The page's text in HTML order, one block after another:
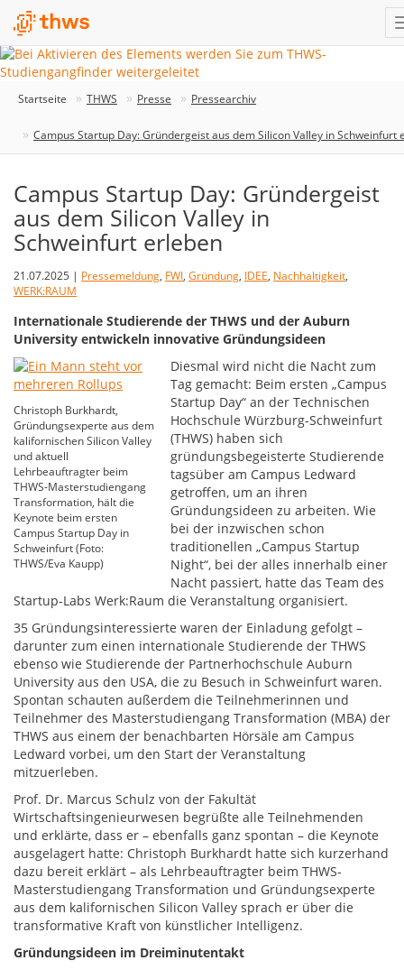
Startseite THWS Presse Pressearchiv
Campus Startup Day: Gründergeist aus dem Silicon Valley in Schweinfurt
Campus Startup Day: Gründergeist
aus dem Silicon Valley in
Schweinfurt erleben
21.07.2025 | Pressemeldung, FWI, Gründung, IDEE, Nachhaltigkeit,
WERK:RAUM
Internationale Studierende der THWS und der Auburn
University entwickeln innovative Gründungsideen
Christoph Burkhardt,
Gründungsexperte aus dem
kalifornischen Silicon Valley
und aktuell
Lehrbeauftragter beim
THWS-Masterstudiengang
Transformation, hält die
Keynote beim ersten
Campus Startup Day in
Schweinfurt (Foto:
THWS/Eva Kaupp)
Diesmal wird nicht die Nacht zum
Tag gemacht: Beim ersten „Campus
Startup Day“ an der Technischen
Hochschule Würzburg-Schweinfurt
(THWS) haben sich
gründungsbegeisterte Studierende
tagsüber am Campus Ledward
getroffen, um an ihren
Gründungsideen zu arbeiten. Wie
bei der inzwischen schon
traditionellen „Campus Startup
Night“, bei der alles innerhalb einer
Nacht passiert, hatte das Team des
Startup-Labs Werk:Raum die Veranstaltung organisiert.
35 Gründungsinteressierte waren der Einladung gefolgt –
darunter zum einen internationale Studierende der THWS
ebenso wie Studierende der Partnerhochschule Auburn
University aus den USA, die zu Besuch in Schweinfurt waren.
Spontan schauten außerdem die Teilnehmerinnen und
Teilnehmer des Masterstudiengang Transformation (MBA) der
THWS aus einem der benachbarten Hörsäle am Campus
Ledward vorbei, um den Start der Veranstaltung
mitzuerleben.
Prof. Dr. Marcus Schulz von der Fakultät
Wirtschaftsingenieurwesen begrüßte alle Teilnehmenden
und erklärte, dass er – ebenfalls ganz spontan – die Keynote
ausgelagert hatte: Christoph Burkhardt hatte sich kurzerhand
dazu bereit erklärt – als Lehrbeauftragter beim THWS-
Masterstudiengang Transformation und Gründungsexperte
aus dem kalifornischen Silicon Valley sprach er über die
transformative Kraft von künstlicher Intelligenz.
Gründungsideen im Dreiminutentakt